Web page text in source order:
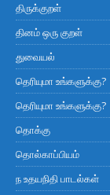
திருக்குறள்
தினம் ஒரு குறள்
துவையல்
தெரியுமா உங்களுக்கு?
தெரியுமா உங்களுக்கு?
தொக்கு
தொல்காப்பியம்
ந உதயநிதி பாடல்கள்